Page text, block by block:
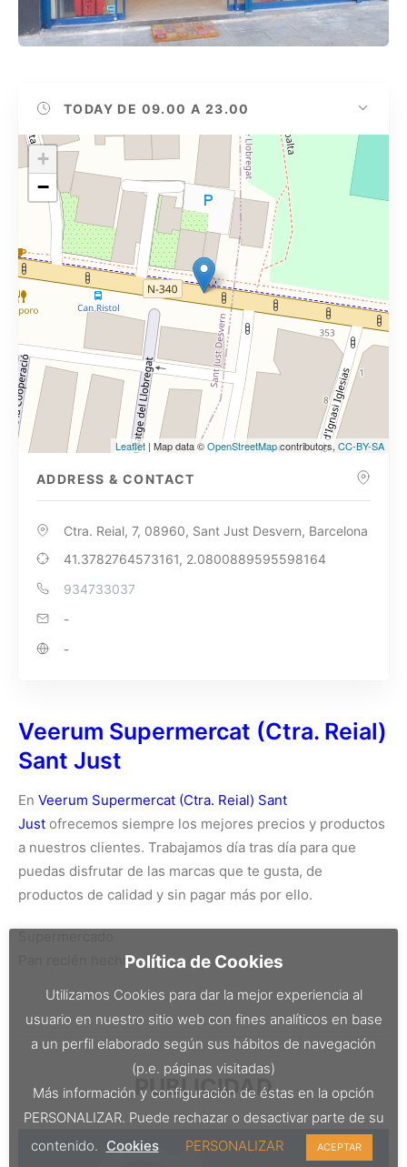
TODAY DE 09.00 A 23.00
+
−
Leaflet | Map data ©OpenStreetMapcontributors, CC-BY-SA
ADDRESS & CONTACT
Ctra. Reial, 7, 08960, Sant Just Desvern, Barcelona
41.3782764573161, 2.0800889595598164
934733037
-
-
Veerum Supermercat (Ctra. Reial)
Sant Just
En Veerum Supermercat (Ctra. Reial) Sant
Just ofrecemos siempre los mejores precios y productos
a nuestros clientes. Trabajamos día tras día para que
puedas disfrutar de las marcas que te gusta, de
productos de calidad y sin pagar más por ello.
Pan recién hecho
PUBLICIDAD
Política de Cookies
Utilizamos Cookies para dar la mejor experiencia al
usuario en nuestro sitio web con fines analíticos en base
a un perfil elaborado según sus hábitos de navegación
(p.e. páginas visitadas)
Más información y configuración de éstas en la opción
PERSONALIZAR. Puede rechazar o desactivar parte de su
contenido. Cookies PERSONALIZAR ACEPTAR